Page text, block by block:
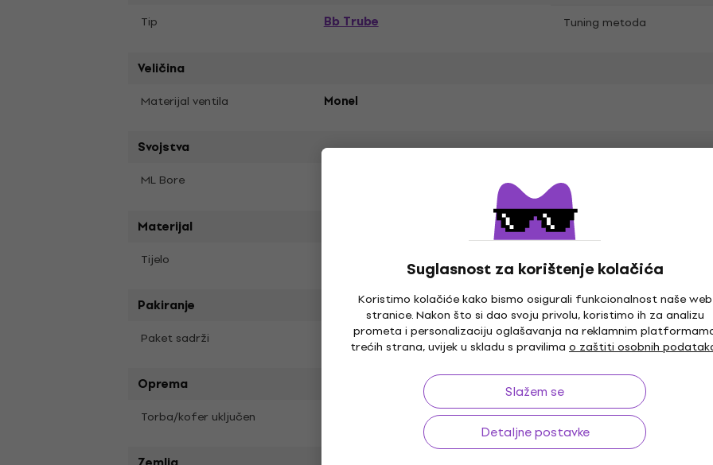
Suglasnost za korištenje kolačića
Koristimo kolačiće kako bismo osigurali funkcionalnost naše web
stranice. Nakon što si dao svoju privolu, koristimo ih za analizu
prometa i personalizaciju oglašavanja na reklamnim
trećih strana, uvijek u skladu s pravilima o zaštiti osobnih
Slažem se
Detaljne postavke
Tip Bb Trube Tuning metoda
Veličina
Materijal ventila Monel
Svojstva
ML Bore Brončano zvono
Materijal
Tijelo
Pakiranje
Paket sadrži Deluxe Case, Mouthpiece
Oprema
Torba/kofer uključen